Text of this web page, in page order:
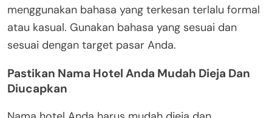
menggunakan bahasa yang terkesan terlalu formal
atau kasual. Gunakan bahasa yang sesuai dan
sesuai dengan target pasar Anda.
Pastikan Nama Hotel Anda Mudah Dieja Dan
Diucapkan